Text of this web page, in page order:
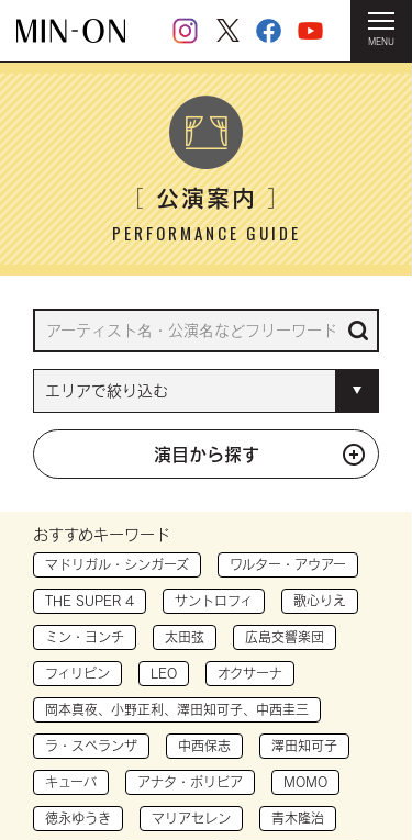
MENU
HOME ＞ 公演案内
［公演案内］
PERFORMANCE GUIDE
演目から探す
おすすめキーワード
マドリガル・シンガーズ ワルター・アウアー
THE SUPER 4 サントロフィ 歌心りえ
ミン・ヨンチ 太田弦 広島交響楽団
フィリピン LEO オクサーナ
岡本真夜、小野正利、澤田知可子、中西圭三
ラ・スペランザ 中西保志 澤田知可子
キューバ アナタ・ボリビア MOMO
徳永ゆうき マリアセレン 青木隆治